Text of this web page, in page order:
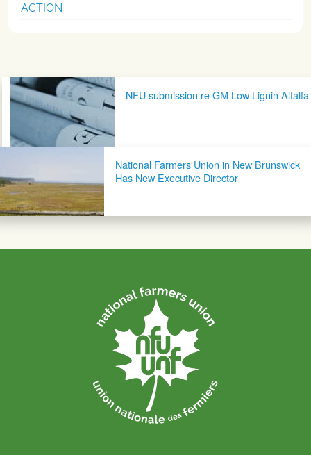
ACTION
Post navigationNFU submission re GM Low Lignin Alfalfa
National Farmers Union in New Brunswick
Has New Executive Director